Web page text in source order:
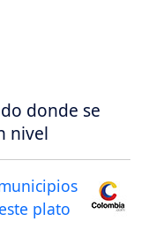
donde se
nivel